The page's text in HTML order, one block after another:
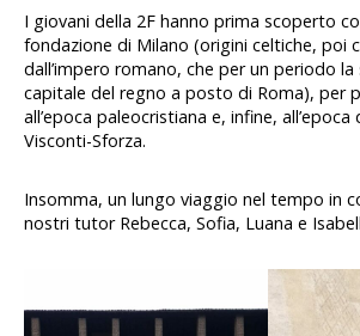
I giovani della 2F hanno prima scoperto
fondazione di Milano (origini celtiche, poi
dall’impero romano, che per un periodo la
capitale del regno a posto di Roma), per
all’epoca paleocristiana e, infine,
Visconti-Sforza.
Insomma, un lungo viaggio nel tempo in
nostri tutor Rebecca, Sofia, Luana e